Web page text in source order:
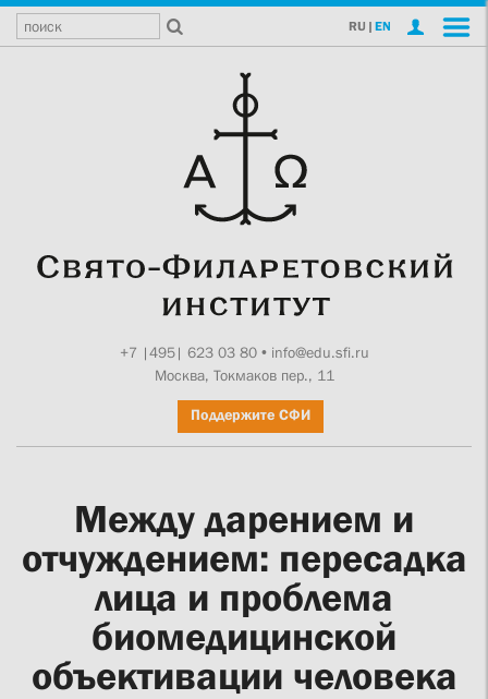
RU | EN
+7 |495| 623 03 80• info@edu.sfi.ru
Москва, Токмаков пер., 11
Поддержите СФИ
Между дарением и
отчуждением: пересадка
лица и проблема
биомедицинской
объективации человека